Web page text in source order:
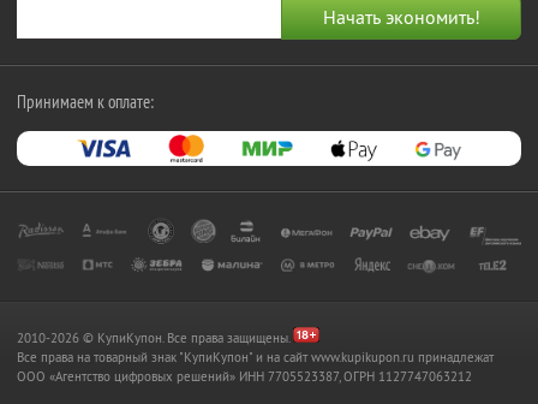
Принимаем к оплате:
2010-2026 © КупиКупон. Все права защищены.
Все права на товарный знак "КупиКупон" и на сайт www.kupikupon.ru принадлежат
OOO «Агентство цифровых решений» ИНН 7705523387, ОГРН 1127747063212